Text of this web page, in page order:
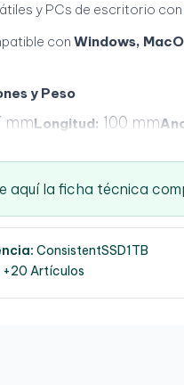
y PCs de escritorio con
con Windows,
y Peso
mmLongitud: 100 mm
aquí la ficha técnica
ConsistentSSD1TB
+20 Artículos